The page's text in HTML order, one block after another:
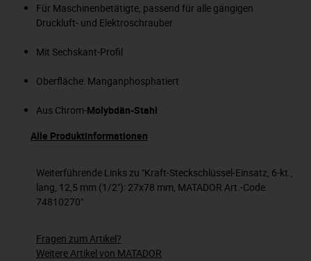
Für Maschinenbetätigte, passend für alle gängigen
Druckluft- und Elektroschrauber
Mit Sechskant-Profil
Oberfläche: Manganphosphatiert
Aus Chrom-Molybdän-Stahl
Alle Produktinformationen
Weiterführende Links zu "Kraft-Steckschlüssel-Einsatz, 6-kt.,
lang, 12,5 mm (1/2"): 27x78 mm, MATADOR Art.-Code:
74810270"
Fragen zum Artikel?
Weitere Artikel von MATADOR